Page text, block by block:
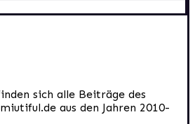
sich alle Beiträge des
aus den Jahren 2010-